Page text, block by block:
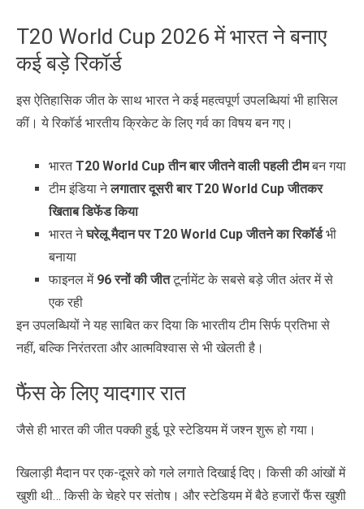
T20 World Cup 2026 में भारत ने बनाए
कई बड़े रिकॉर्ड
इस ऐतिहासिक जीत के साथ भारत ने कई महत्वपूर्ण उपलब्धियां भी हासिल
कीं। ये रिकॉर्ड भारतीय क्रिकेट के लिए गर्व का विषय बन गए।
भारतT20 World Cup तीन बार जीतने वाली पहली टीमबन गया
टीम इंडिया नेलगातार दूसरी बार T20 World Cup जीतकर
खिताब डिफेंड किया
भारत नेघरेलू मैदान पर T20 World Cup जीतने का रिकॉर्डभी
बनाया
फाइनल में 96 रनों की जीतटूर्नामेंट के सबसे बड़े जीत अंतर में से
एक रही
इन उपलब्धियों ने यह साबित कर दिया कि भारतीय टीम सिर्फ प्रतिभा से
नहीं, बल्कि निरंतरता और आत्मविश्वास से भी खेलती है।
फैंस के लिए यादगार रात
जैसे ही भारत की जीत पक्की हुई, पूरे स्टेडियम में जश्न शुरू हो गया।
खिलाड़ी मैदान पर एक-दूसरे को गले लगाते दिखाई दिए। किसी की आंखों में
खुशी थी… किसी के चेहरे पर संतोष। और स्टेडियम में बैठे हजारों फैंस खुशी